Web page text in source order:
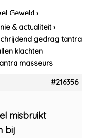
Geweld ›
& actualiteit ›
gedrag tantra
klachten
masseurs
#216356
misbruikt
bij